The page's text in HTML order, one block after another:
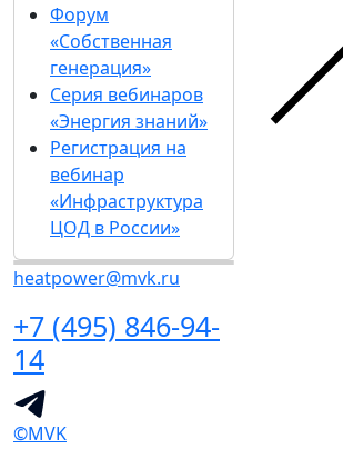
Форум
«Собственная
генерация»
Серия вебинаров
«Энергия знаний»
Регистрация на
вебинар
«Инфраструктура
ЦОД в России»
heatpower@mvk.ru
+7 (495) 846-94-
14
©MVK